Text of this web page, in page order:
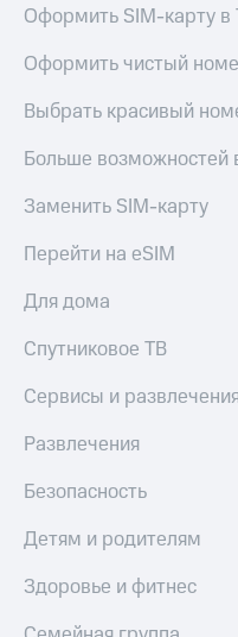
Оформить SIM-карту в
Оформить чистый
Выбрать красивый
Больше
Заменить SIM-карту
Перейти на eSIM
Для дома
Спутниковое ТВ
Сервисы и
Развлечения
Безопасность
Детям и родителям
Здоровье и фитнес